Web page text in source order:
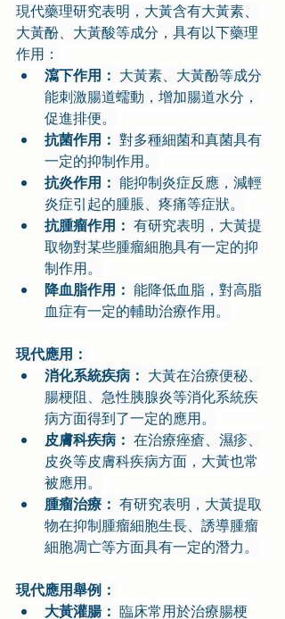
現代藥理研究表明，大黃含有大黃素、
大黃酚、大黃酸等成分，具有以下藥理
作用：
瀉下作用： 大黃素、大黃酚等成分
能刺激腸道蠕動，增加腸道水分，
促進排便。
抗菌作用： 對多種細菌和真菌具有
一定的抑制作用。
抗炎作用： 能抑制炎症反應，減輕
炎症引起的腫脹、疼痛等症狀。
抗腫瘤作用： 有研究表明，大黃提
取物對某些腫瘤細胞具有一定的抑
制作用。
降血脂作用： 能降低血脂，對高脂
血症有一定的輔助治療作用。
現代應用：
消化系統疾病： 大黃在治療便秘、
腸梗阻、急性胰腺炎等消化系統疾
病方面得到了一定的應用。
皮膚科疾病： 在治療痤瘡、濕疹、
皮炎等皮膚科疾病方面，大黃也常
被應用。
腫瘤治療： 有研究表明，大黃提取
物在抑制腫瘤細胞生長、誘導腫瘤
細胞凋亡等方面具有一定的潛力。
現代應用舉例：
大黃灌腸： 臨床常用於治療腸梗